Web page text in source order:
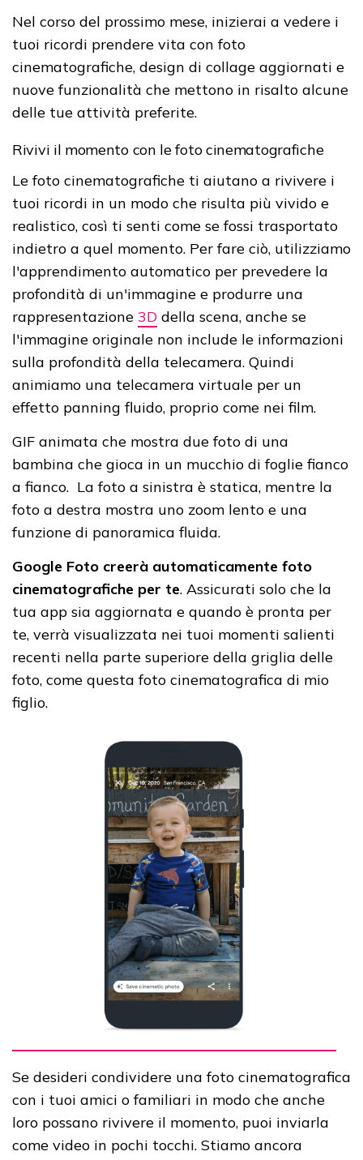
Nel corso del prossimo mese, inizierai a vedere i
tuoi ricordi prendere vita con foto
cinematografiche, design di collage aggiornati e
nuove funzionalità che mettono in risalto alcune
delle tue attività preferite.
Rivivi il momento con le foto cinematografiche
Le foto cinematografiche ti aiutano a rivivere i
tuoi ricordi in un modo che risulta più vivido e
realistico, così ti senti come se fossi trasportato
indietro a quel momento. Per fare ciò, utilizziamo
l'apprendimento automatico per prevedere la
profondità di un'immagine e produrre una
rappresentazione 3D della scena, anche se
l'immagine originale non include le informazioni
sulla profondità della telecamera. Quindi
animiamo una telecamera virtuale per un
effetto panning fluido, proprio come nei film.
GIF animata che mostra due foto di una
bambina che gioca in un mucchio di foglie fianco
a fianco. La foto a sinistra è statica, mentre la
foto a destra mostra uno zoom lento e una
funzione di panoramica fluida.
Google Foto creerà automaticamente foto
cinematografiche per te. Assicurati solo che la
tua app sia aggiornata e quando è pronta per
te, verrà visualizzata nei tuoi momenti salienti
recenti nella parte superiore della griglia delle
foto, come questa foto cinematografica di mio
figlio.
Se desideri condividere una foto cinematografica
con i tuoi amici o familiari in modo che anche
loro possano rivivere il momento, puoi inviarla
come video in pochi tocchi. Stiamo ancora